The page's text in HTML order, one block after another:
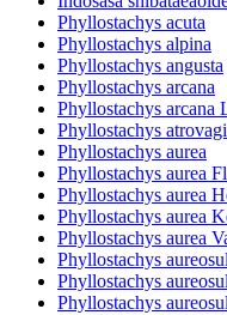
Phyllostachys acuta
Phyllostachys alpina
Phyllostachys angusta
Phyllostachys arcana
Phyllostachys arcana
Phyllostachys
Phyllostachys aurea
Phyllostachys aurea
Phyllostachys aurea
Phyllostachys aurea
Phyllostachys aurea
Phyllostachys
Phyllostachys
Phyllostachys